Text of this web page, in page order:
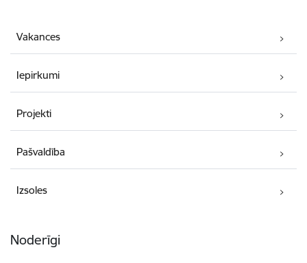
Vakances
Iepirkumi
Projekti
Pašvaldība
Izsoles
Noderīgi